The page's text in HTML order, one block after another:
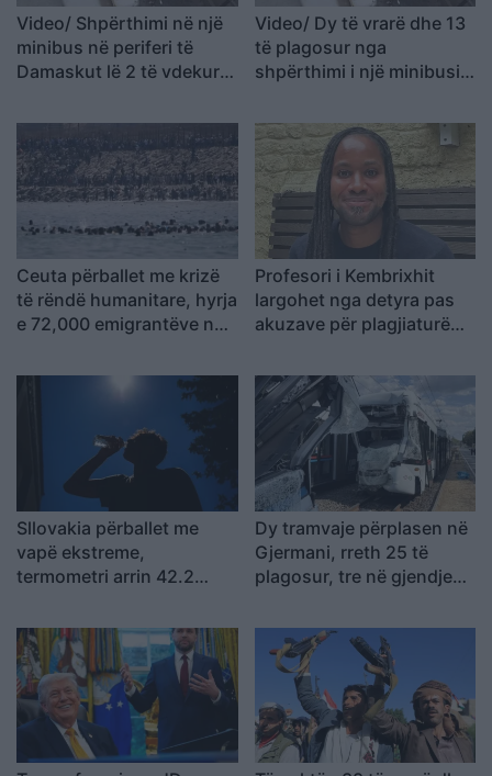
Video/ Shpërthimi në një
minibus në periferi të
Damaskut lë 2 të vdekur
Video/ Dy të vrarë dhe 13
të plagosur nga
shpërthimi i një minibusi
Ceuta përballet me krizë
të rëndë humanitare, hyrja
e 72,000 emigrantëve në
politike në Spanjë
Profesori i Kembrixhit
largohet nga detyra pas
akuzave për plagjiaturë
Sllovakia përballet me
vapë ekstreme,
termometri arrin 42.2
Dy tramvaje përplasen në
Gjermani, rreth 25 të
plagosur, tre në gjendje